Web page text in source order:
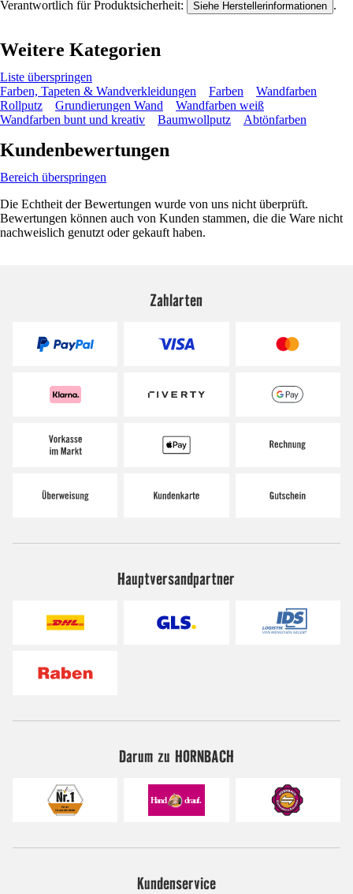
Verantwortlich für Produktsicherheit: Siehe Herstellerinformationen .
Weitere Kategorien
Liste überspringen
Farben, Tapeten & Wandverkleidungen
Farben
Wandfarben
Rollputz
Grundierungen Wand
Wandfarben weiß
Wandfarben bunt und kreativ
Baumwollputz Abtönfarben
Kundenbewertungen
Bereich überspringen
Die Echtheit der Bewertungen wurde von uns nicht überprüft.
Bewertungen können auch von Kunden stammen, die die Ware nicht
nachweislich genutzt oder gekauft haben.
Zahlarten
Hauptversandpartner
Darum zu HORNBACH
Kundenservice